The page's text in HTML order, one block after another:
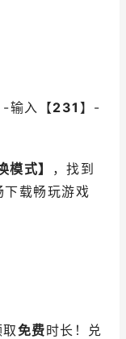
-输入【231 】-
模式】
，找到
下载畅玩游戏
免费时长！兑